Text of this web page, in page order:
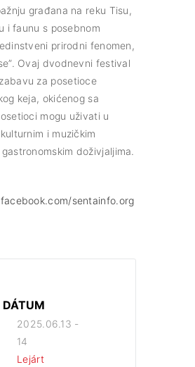
građana na reku Tisu,
i faunu s posebnom
prirodni fenomen,
Ovaj dvodnevni festival
za posetioce
keja, okićenog sa
mogu uživati u
i muzičkim
doživjaljima.
sentainfo.org
DÁTUM
2025.06.13 -
14
Lejárt